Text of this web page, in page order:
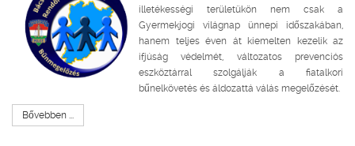
illetékességi területükön nem csak a
Gyermekjogi világnap ünnepi időszakában,
hanem teljes éven át kiemelten kezelik az
ifjúság védelmét, változatos prevenciós
eszköztárral szolgálják a fiatalkori
bűnelkövetés és áldozattá válás megelőzését.
Bővebben ...